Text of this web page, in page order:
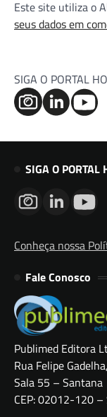
Este site utiliza o
seus dados em
SIGA O PORTAL
SIGA O PORTAL
Conheça nossa
Fale Conosco
Publimed Editora
Rua Felipe
Sala 55 – Santana
CEP: 02012-120 –